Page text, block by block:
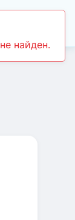
найден.